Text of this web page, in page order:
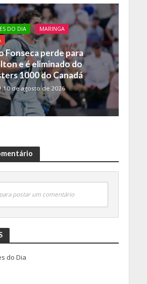
DO DIA
MARINGA
Fonseca perde para
e é eliminado do
1000 do Canadá
10 de agosto de 2026
postar um comentário
do Dia